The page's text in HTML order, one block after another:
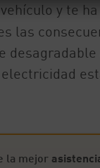
y te
las
la mejor